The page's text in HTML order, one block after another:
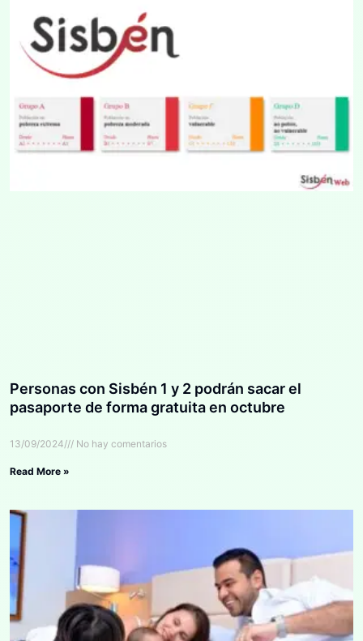
Personas con Sisbén 1 y 2 podrán sacar el
pasaporte de forma gratuita en octubre
13/09/2024 No hay comentarios
Read More »